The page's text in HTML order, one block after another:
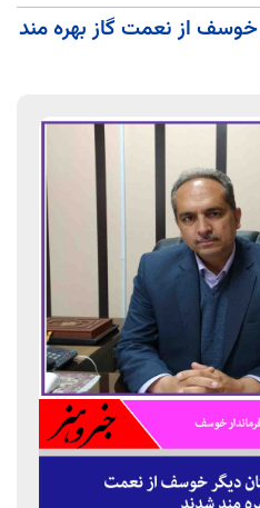
خوسف از نعمت گاز بهره مند